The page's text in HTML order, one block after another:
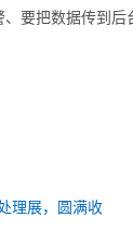
要把数据传到后
理展，圆满收